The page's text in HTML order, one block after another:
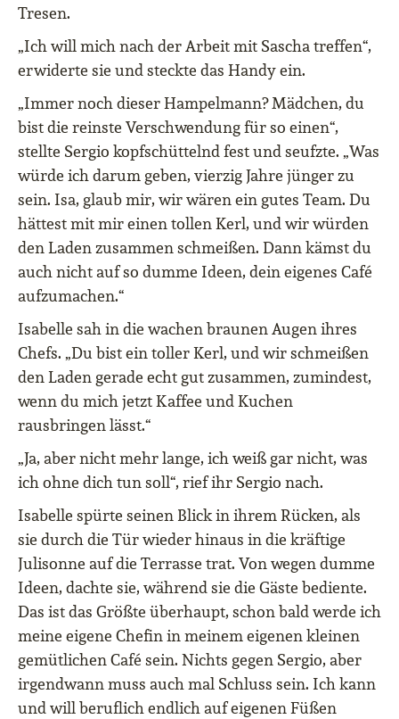
Tresen.
„Ich will mich nach der Arbeit mit Sascha treffen“,
erwiderte sie und steckte das Handy ein.
„Immer noch dieser Hampelmann? Mädchen, du
bist die reinste Verschwendung für so einen“,
stellte Sergio kopfschüttelnd fest und seufzte. „Was
würde ich darum geben, vierzig Jahre jünger zu
sein. Isa, glaub mir, wir wären ein gutes Team. Du
hättest mit mir einen tollen Kerl, und wir würden
den Laden zusammen schmeißen. Dann kämst du
auch nicht auf so dumme Ideen, dein eigenes Café
aufzumachen.“
Isabelle sah in die wachen braunen Augen ihres
Chefs. „Du bist ein toller Kerl, und wir schmeißen
den Laden gerade echt gut zusammen, zumindest,
wenn du mich jetzt Kaffee und Kuchen
rausbringen lässt.“
„Ja, aber nicht mehr lange, ich weiß gar nicht, was
ich ohne dich tun soll“, rief ihr Sergio nach.
Isabelle spürte seinen Blick in ihrem Rücken, als
sie durch die Tür wieder hinaus in die kräftige
Julisonne auf die Terrasse trat. Von wegen dumme
Ideen, dachte sie, während sie die Gäste bediente.
Das ist das Größte überhaupt, schon bald werde ich
meine eigene Chefin in meinem eigenen kleinen
gemütlichen Café sein. Nichts gegen Sergio, aber
irgendwann muss auch mal Schluss sein. Ich kann
und will beruflich endlich auf eigenen Füßen